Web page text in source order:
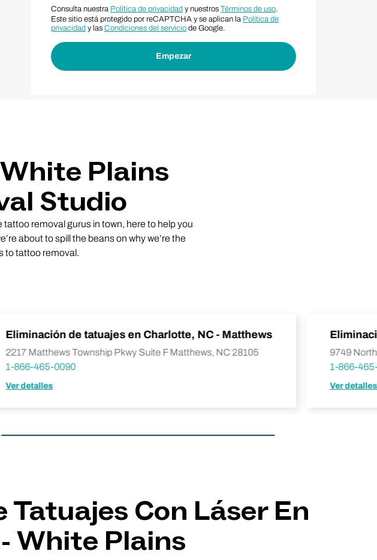
Consulta nuestra Política de privacidad y nuestros Términos de uso.
Este sitio está protegido por reCAPTCHA y se aplican la Política de
privacidad y las Condiciones del servicio de Google.
Plains
Studio
tattoo removal gurus in town, here to help you
about to spill the beans on why we’re the
to tattoo removal.
Eliminación de tatuajes en Charlotte, NC - Matthews
2217 Matthews Township Pkwy Suite F Matthews, NC 28105
1-866-465-0090
Ver detalles
9749
1-866-
Ver detalles
Con Láser En
White Plains